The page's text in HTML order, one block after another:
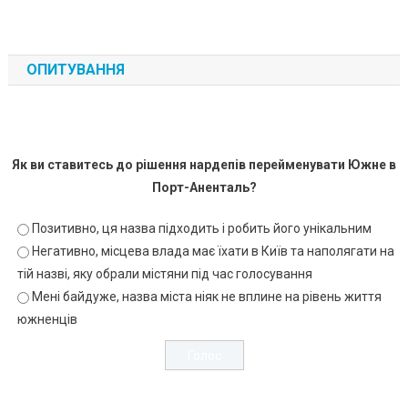
ОПИТУВАННЯ
Як ви ставитесь до рішення нардепів перейменувати Южне в
Порт-Аненталь?
Позитивно, ця назва підходить і робить його унікальним
Негативно, місцева влада має їхати в Київ та наполягати на
тій назві, яку обрали містяни під час голосування
Мені байдуже, назва міста ніяк не вплине на рівень життя
южненців